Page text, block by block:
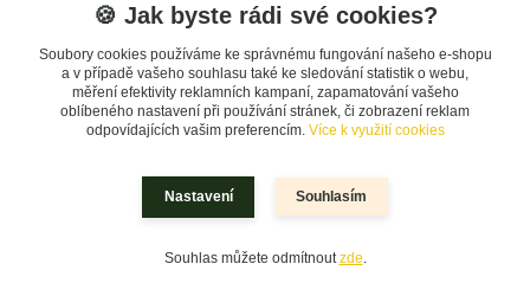
Vytvořeno na Eshop-rychle.cz
🍪 Jak byste rádi své cookies?
Soubory cookies používáme ke správnému fungování našeho e-shopu
a v případě vašeho souhlasu také ke sledování statistik o webu,
měření efektivity reklamních kampaní, zapamatování vašeho
oblíbeného nastavení při používání stránek, či zobrazení reklam
odpovídajících vašim preferencím. Více k využití cookies
Nastavení Souhlasím
Souhlas můžete odmítnout zde